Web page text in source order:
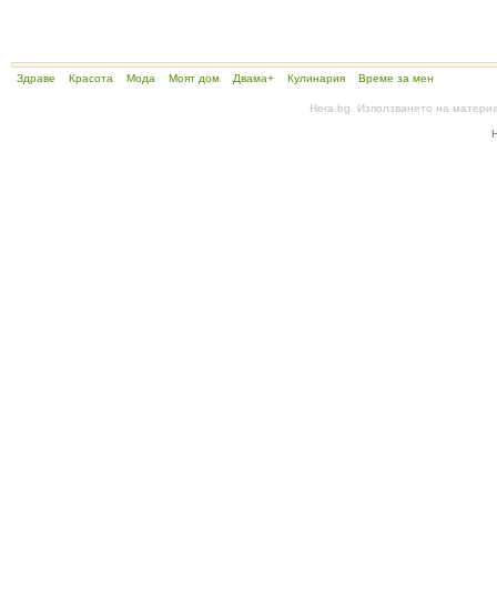
Здраве Красота Мода Моят дом Двама+ Кулинария Време за мен
Hera.bg. Използването на